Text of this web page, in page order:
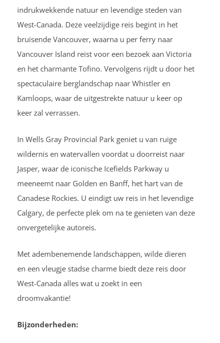
indrukwekkende natuur en levendige steden van
West-Canada. Deze veelzijdige reis begint in het
bruisende Vancouver, waarna u per ferry naar
Vancouver Island reist voor een bezoek aan Victoria
en het charmante Tofino. Vervolgens rijdt u door het
spectaculaire berglandschap naar Whistler en
Kamloops, waar de uitgestrekte natuur u keer op
keer zal verrassen.
In Wells Gray Provincial Park geniet u van ruige
wildernis en watervallen voordat u doorreist naar
Jasper, waar de iconische Icefields Parkway u
meeneemt naar Golden en Banff, het hart van de
Canadese Rockies. U eindigt uw reis in het levendige
Calgary, de perfecte plek om na te genieten van deze
onvergetelijke autoreis.
Met adembenemende landschappen, wilde dieren
en een vleugje stadse charme biedt deze reis door
West-Canada alles wat u zoekt in een
droomvakantie!
Bijzonderheden: